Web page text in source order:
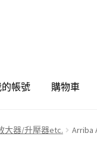
帳號 購物車
大器/升壓器etc. Arriba